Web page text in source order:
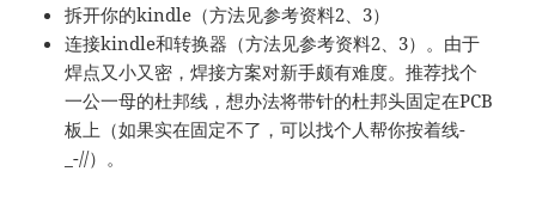
拆开你的kindle（方法见参考资料2、3）
连接kindle和转换器（方法见参考资料2、3）。由于
焊点又小又密，焊接方案对新手颇有难度。推荐找个
一公一母的杜邦线，想办法将带针的杜邦头固定在PCB
板上（如果实在固定不了，可以找个人帮你按着线-
_-//）。